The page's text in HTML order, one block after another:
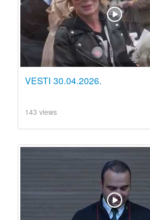
VESTI 30.04.2026.
143 views